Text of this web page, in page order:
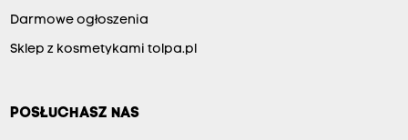
Darmowe ogłoszenia
Sklep z kosmetykami tolpa.pl
POSŁUCHASZ NAS